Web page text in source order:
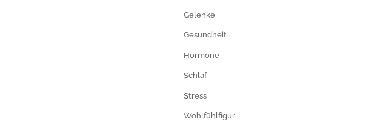
Gelenke
Gesundheit
Hormone
Schlaf
Stress
Wohlfühlfigur